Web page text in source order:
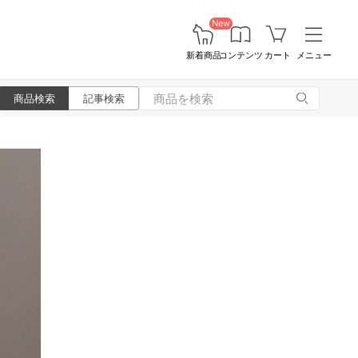
New
新着商品コンテンツ カート メニュー
商品検索 記事検索